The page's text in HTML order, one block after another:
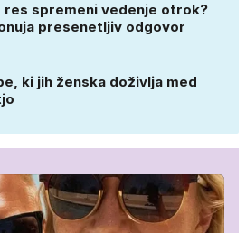
res spremeni vedenje otrok?
presenetljiv odgovor
ki jih ženska doživlja med